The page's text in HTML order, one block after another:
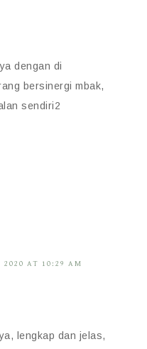
dengan di
bersinergi mbak,
sendiri2
2020 AT 10:29 AM
lengkap dan jelas,